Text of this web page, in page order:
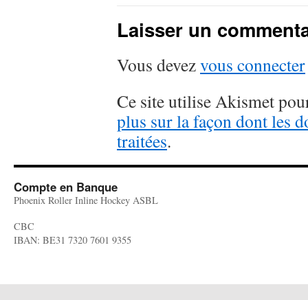
Laisser un
Vous devezvous connecter
Ce site utilise Akismet
plus sur la façon dont les
traitées.
Compte en Banque
Phoenix Roller Inline Hockey ASBL
CBC
IBAN: BE31 7320 7601 9355